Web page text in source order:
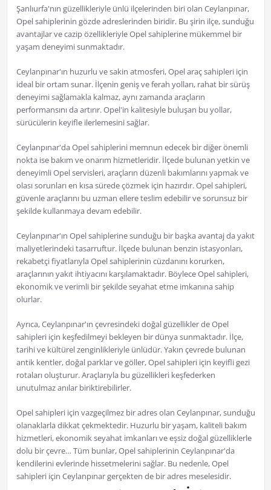
Şanlıurfa'nın güzellikleriyle ünlü ilçelerinden biri olan Ceylanpınar,
Opel sahiplerinin gözde adreslerinden biridir. Bu şirin ilçe, sunduğu
avantajlar ve cazip özellikleriyle Opel sahiplerine mükemmel bir
yaşam deneyimi sunmaktadır.
Ceylanpınar'ın huzurlu ve sakin atmosferi, Opel araç sahipleri için
ideal bir ortam sunar. İlçenin geniş ve ferah yolları, rahat bir sürüş
deneyimi sağlamakla kalmaz, aynı zamanda araçların
performansını da artırır. Opel'in kalitesiyle buluşan bu yollar,
sürücülerin keyifle ilerlemesini sağlar.
Ceylanpınar'da Opel sahiplerini memnun edecek bir diğer önemli
nokta ise bakım ve onarım hizmetleridir. İlçede bulunan yetkin ve
deneyimli Opel servisleri, araçların düzenli bakımlarını yapmak ve
olası sorunları en kısa sürede çözmek için hazırdır. Opel sahipleri,
güvenle araçlarını bu uzman ellere teslim edebilir ve sorunsuz bir
şekilde kullanmaya devam edebilir.
Ceylanpınar'ın Opel sahiplerine sunduğu bir başka avantaj da yakıt
maliyetlerindeki tasarruftur. İlçede bulunan benzin istasyonları,
rekabetçi fiyatlarıyla Opel sahiplerinin cüzdanını korurken,
araçlarının yakıt ihtiyacını karşılamaktadır. Böylece Opel sahipleri,
ekonomik ve verimli bir şekilde seyahat etme imkanına sahip
olurlar.
Ayrıca, Ceylanpınar'ın çevresindeki doğal güzellikler de Opel
sahipleri için keşfedilmeyi bekleyen bir dünya sunmaktadır. İlçe,
tarihi ve kültürel zenginlikleriyle ünlüdür. Yakın çevrede bulunan
antik kentler, doğal parklar ve göller, Opel sahipleri için keyifli gezi
rotaları oluşturur. Araçlarıyla bu güzellikleri keşfederken
unutulmaz anılar biriktirebilirler.
Opel sahipleri için vazgeçilmez bir adres olan Ceylanpınar, sunduğu
olanaklarla dikkat çekmektedir. Huzurlu bir yaşam, kaliteli bakım
hizmetleri, ekonomik seyahat imkanları ve eşsiz doğal güzelliklerle
dolu bir çevre… Tüm bunlar, Opel sahiplerinin Ceylanpınar'da
kendilerini evlerinde hissetmelerini sağlar. Bu nedenle, Opel
sahipleri için Ceylanpınar gerçekten de bir adres meselesidir.